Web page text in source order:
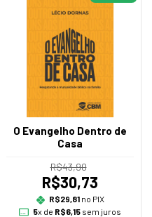
O Evangelho Dentro de
Casa
R$43,90
R$30,73
R$29,81no PIX
5x de R$6,15sem juros